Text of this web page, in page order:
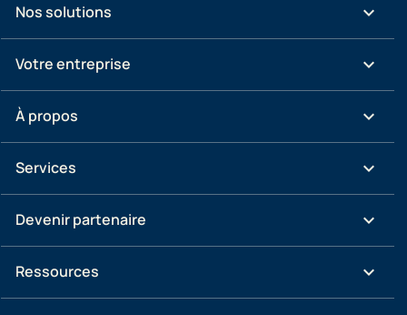
Nos solutions keyboard_arrow_down
Votre entreprise keyboard_arrow_down
À propos keyboard_arrow_down
Services keyboard_arrow_down
Devenir partenaire keyboard_arrow_down
Ressources keyboard_arrow_down